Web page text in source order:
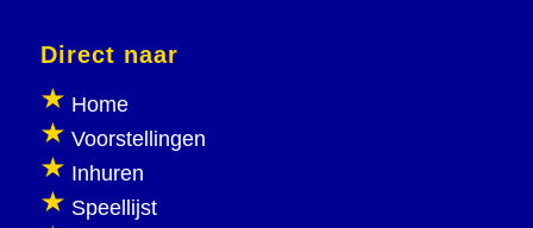
Direct naar
Home
Voorstellingen
Inhuren
Speellijst